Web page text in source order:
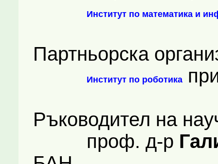
Институт по математика и
Партньорска
Институт по роботика
Ръководител на
проф. д-р